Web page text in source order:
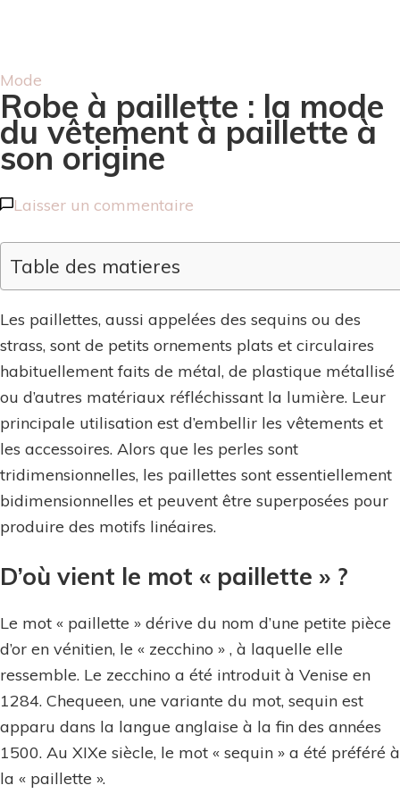
Mode
Robe à paillette : la mode
du vêtement à paillette à
son origine
Laisser un commentaire
mode
du
paillette
Table des matieres
Les paillettes, aussi appelées des sequins ou des
strass, sont de petits ornements plats et circulaires
habituellement faits de métal, de plastique métallisé
ou d’autres matériaux réfléchissant la lumière. Leur
principale utilisation est d’embellir les vêtements et
les accessoires. Alors que les perles sont
tridimensionnelles, les paillettes sont essentiellement
bidimensionnelles et peuvent être superposées pour
produire des motifs linéaires.
D’où vient le mot « paillette » ?
Le mot « paillette » dérive du nom d’une petite pièce
d’or en vénitien, le « zecchino » , à laquelle elle
ressemble. Le zecchino a été introduit à Venise en
1284. Chequeen, une variante du mot, sequin est
apparu dans la langue anglaise à la fin des années
1500. Au XIXe siècle, le mot « sequin » a été préféré à
la « paillette ».